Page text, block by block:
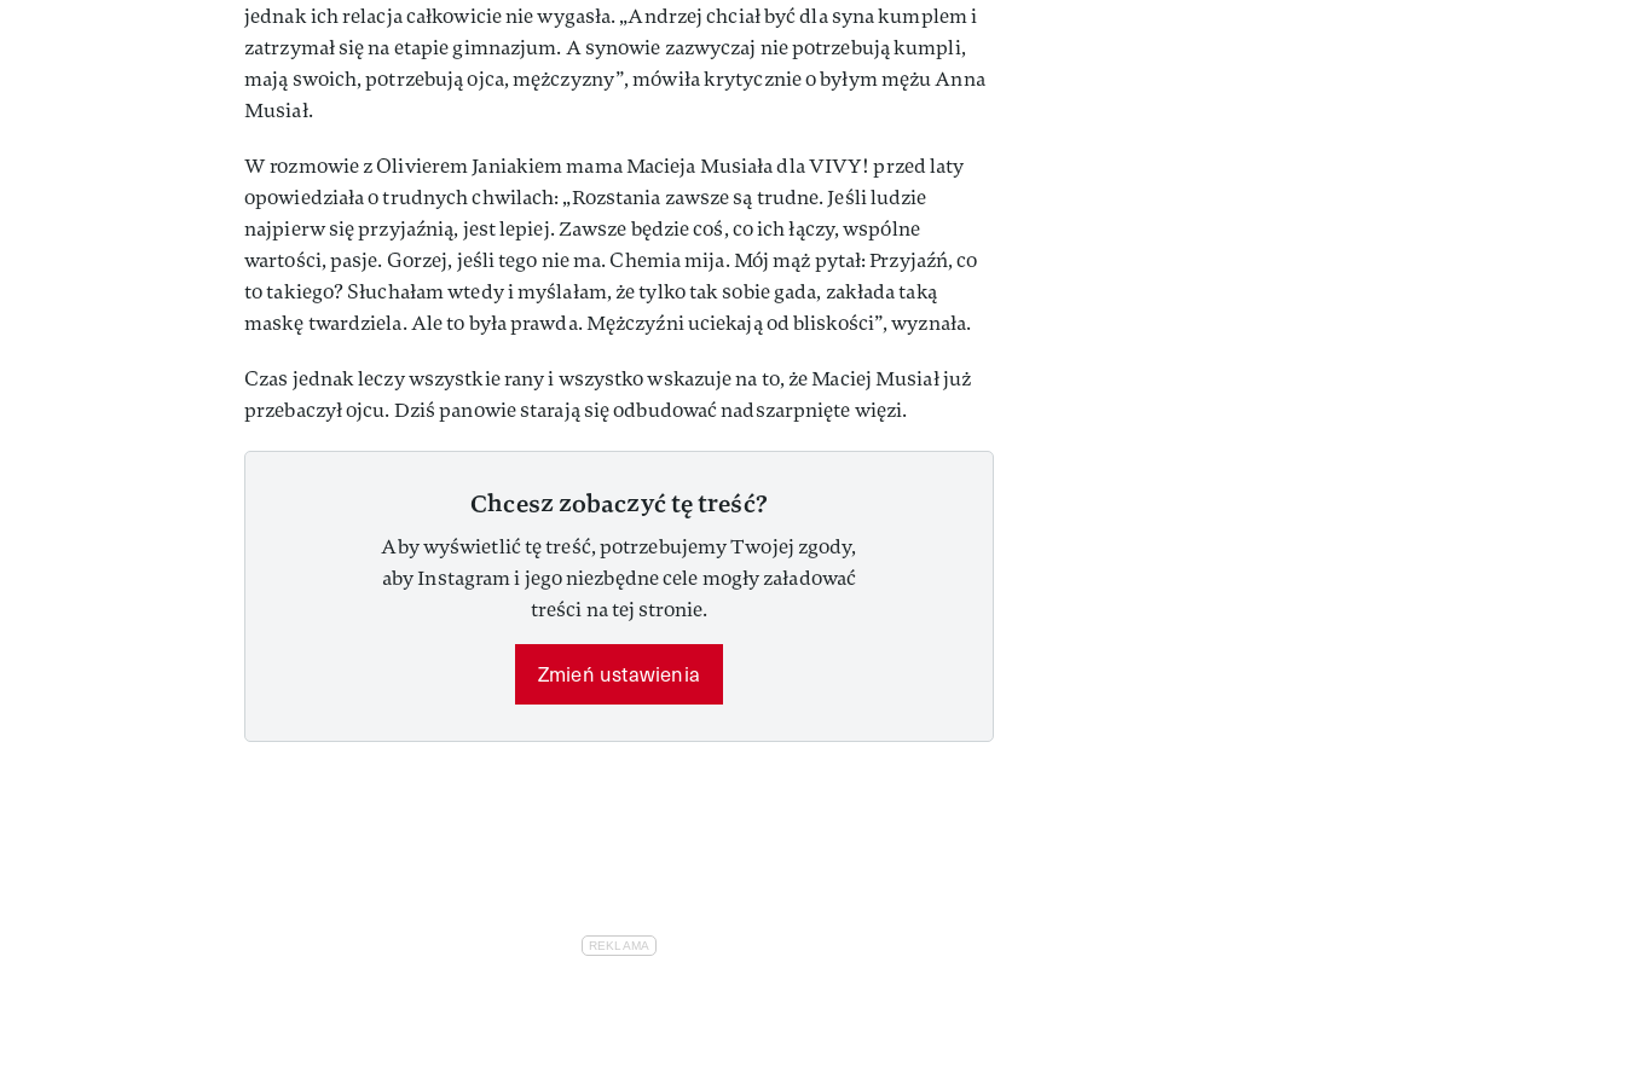
jednak ich relacja całkowicie nie wygasła. „Andrzej chciał być dla syna kumplem i
zatrzymał się na etapie gimnazjum. A synowie zazwyczaj nie potrzebują kumpli,
mają swoich, potrzebują ojca, mężczyzny”, mówiła krytycznie o byłym mężu Anna
Musiał.
W rozmowie z Olivierem Janiakiem mama Macieja Musiała dla VIVY! przed laty
opowiedziała o trudnych chwilach: „Rozstania zawsze są trudne. Jeśli ludzie
najpierw się przyjaźnią, jest lepiej. Zawsze będzie coś, co ich łączy, wspólne
wartości, pasje. Gorzej, jeśli tego nie ma. Chemia mija. Mój mąż pytał: Przyjaźń, co
to takiego? Słuchałam wtedy i myślałam, że tylko tak sobie gada, zakłada taką
maskę twardziela. Ale to była prawda. Mężczyźni uciekają od bliskości”, wyznała.
Czas jednak leczy wszystkie rany i wszystko wskazuje na to, że Maciej Musiał już
przebaczył ojcu. Dziś panowie starają się odbudować nadszarpnięte więzi.
Chcesz zobaczyć tę treść?
Aby wyświetlić tę treść, potrzebujemy Twojej zgody,
aby Instagram i jego niezbędne cele mogły załadować
treści na tej stronie.
Zmień ustawienia